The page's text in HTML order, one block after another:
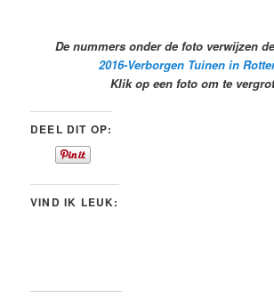
De nummers onder de foto verwijzen
2016-Verborgen Tuinen in
Klik op een foto om te
DEEL DIT OP:
VIND IK LEUK: